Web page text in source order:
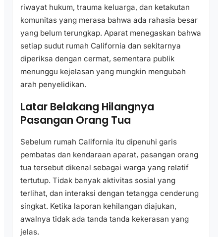
riwayat hukum, trauma keluarga, dan ketakutan
komunitas yang merasa bahwa ada rahasia besar
yang belum terungkap. Aparat menegaskan bahwa
setiap sudut rumah California dan sekitarnya
diperiksa dengan cermat, sementara publik
menunggu kejelasan yang mungkin mengubah
arah penyelidikan.
Latar Belakang Hilangnya
Pasangan Orang Tua
Sebelum rumah California itu dipenuhi garis
pembatas dan kendaraan aparat, pasangan orang
tua tersebut dikenal sebagai warga yang relatif
tertutup. Tidak banyak aktivitas sosial yang
terlihat, dan interaksi dengan tetangga cenderung
singkat. Ketika laporan kehilangan diajukan,
awalnya tidak ada tanda tanda kekerasan yang
jelas.